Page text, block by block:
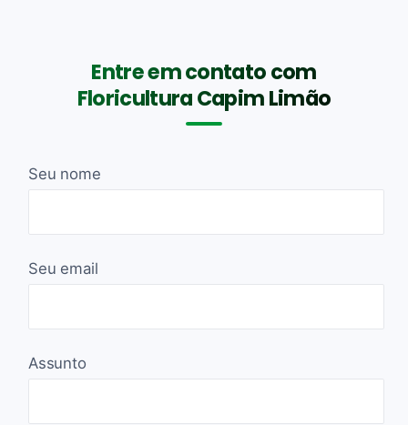
Entre em contato com
Floricultura Capim Limão
Seu nome
Seu email
Assunto